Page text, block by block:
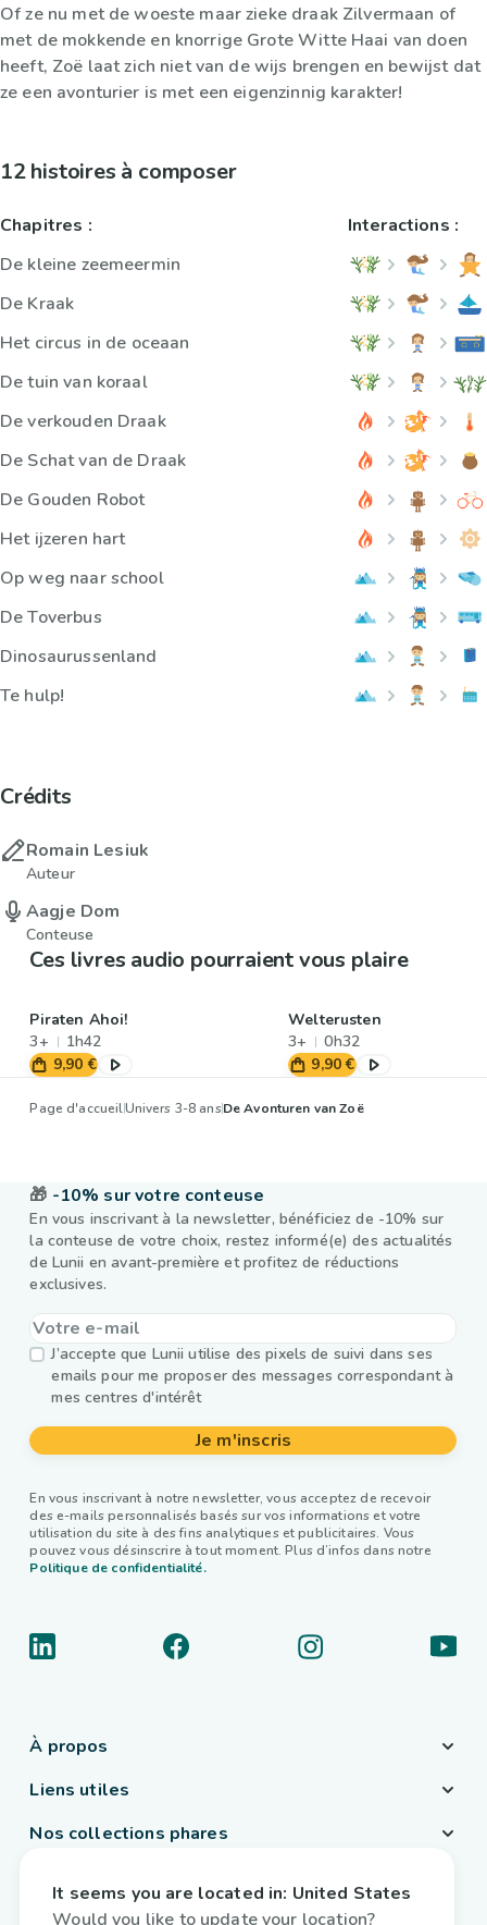
Of ze nu met de woeste maar zieke draak Zilvermaan of
met de mokkende en knorrige Grote Witte Haai van doen
heeft, Zoë laat zich niet van de wijs brengen en bewijst dat
ze een avonturier is met een eigenzinnig karakter!
12 histoires à composer
Chapitres :
De kleine zeemeermin
De Kraak
Het circus in de oceaan
De tuin van koraal
De verkouden Draak
De Schat van de Draak
De Gouden Robot
Het ijzeren hart
Op weg naar school
De Toverbus
Dinosaurussenland
Te hulp!
Interactions :
Crédits
Romain Lesiuk
Auteur
Aagje Dom
Conteuse
Ces livres audio pourraient vous plaire
Piraten Ahoi!
3+
1h42
9,90 €
Welterusten
3+
0h32
9,90 €
Page d'accueilUnivers 3-8 ansDe Avonturen van Zoë
🎁 -10% sur votre conteuse
En vous inscrivant à la newsletter, bénéficiez de -10% sur
la conteuse de votre choix, restez informé(e) des actualités
de Lunii en avant-première et profitez de réductions
exclusives.
J’accepte que Lunii utilise des pixels de suivi dans ses
emails pour me proposer des messages correspondant à
mes centres d'intérêt
Je m'inscris
En vous inscrivant à notre newsletter, vous acceptez de recevoir
des e-mails personnalisés basés sur vos informations et votre
utilisation du site à des fins analytiques et publicitaires. Vous
pouvez vous désinscrire à tout moment. Plus d’infos dans notre
Politique de confidentialité.
À propos
Liens utiles
Nos collections phares
Belgique Français
It seems you are located in: United States
Would you like to update your location?